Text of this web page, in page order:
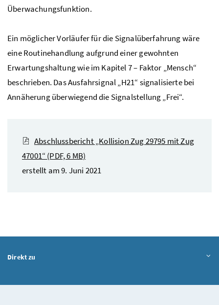
Überwachungsfunktion.
Ein möglicher Vorläufer für die Signalüberfahrung wäre
eine Routinehandlung aufgrund einer gewohnten
Erwartungshaltung wie im Kapitel 7 – Faktor „Mensch“
beschrieben. Das Ausfahrsignal „H21“ signalisierte bei
Annäherung überwiegend die Signalstellung „Frei“.
Abschlussbericht „Kollision Zug 29795 mit Zug
47001“ (PDF, 6 MB)
erstellt am 9. Juni 2021
Direkt zu